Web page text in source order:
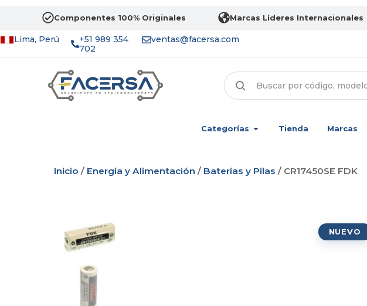
Componentes 100% Originales Marcas Líderes Internacionales
Lima, Perú
+51 989 354
702
ventas@facersa.com
Categorías Tienda Marcas
Inicio / Energía y Alimentación / Baterías y Pilas / CR17450SE FDK